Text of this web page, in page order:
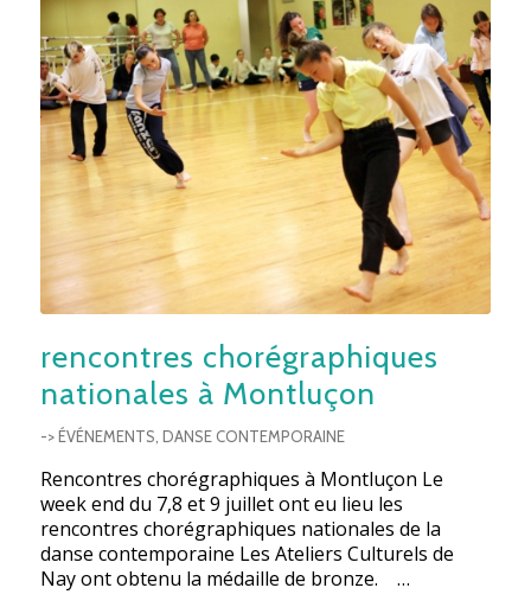
rencontres chorégraphiques
nationales à Montluçon
-> ÉVÉNEMENTS DANSE CONTEMPORAINE
Rencontres chorégraphiques à Montluçon Le
week end du 7,8 et 9 juillet ont eu lieu les
rencontres chorégraphiques nationales de la
danse contemporaine Les Ateliers Culturels de
Nay ont obtenu la médaille de bronze. …